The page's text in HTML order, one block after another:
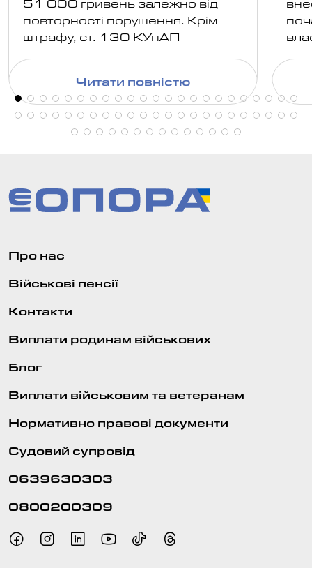
51 000 гривень залежно від
повторності порушення. Крім
штрафу, ст. 130 КУпАП
транспортними засобами, а в
окремих випадках й конфіскацію
автомобіля або
адміністративний арешт.
Читати повністю
Про нас
Військові пенсії
Контакти
Виплати родинам військових
Блог
Виплати військовим та ветеранам
Нормативно правові документи
Судовий супровід
0639630303
0800200309